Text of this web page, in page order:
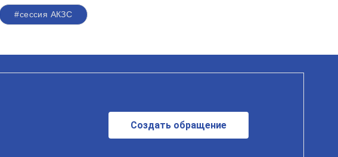
#сессия АКЗС
Создать обращение